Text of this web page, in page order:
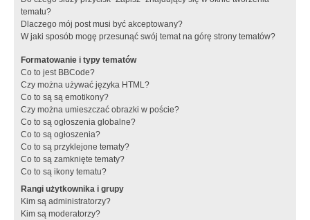
tematu?
Dlaczego mój post musi być akceptowany?
W jaki sposób mogę przesunąć swój temat na górę strony tematów?
Formatowanie i typy tematów
Co to jest BBCode?
Czy można używać języka HTML?
Co to są są emotikony?
Czy można umieszczać obrazki w poście?
Co to są ogłoszenia globalne?
Co to są ogłoszenia?
Co to są przyklejone tematy?
Co to są zamknięte tematy?
Co to są ikony tematu?
Rangi użytkownika i grupy
Kim są administratorzy?
Kim są moderatorzy?